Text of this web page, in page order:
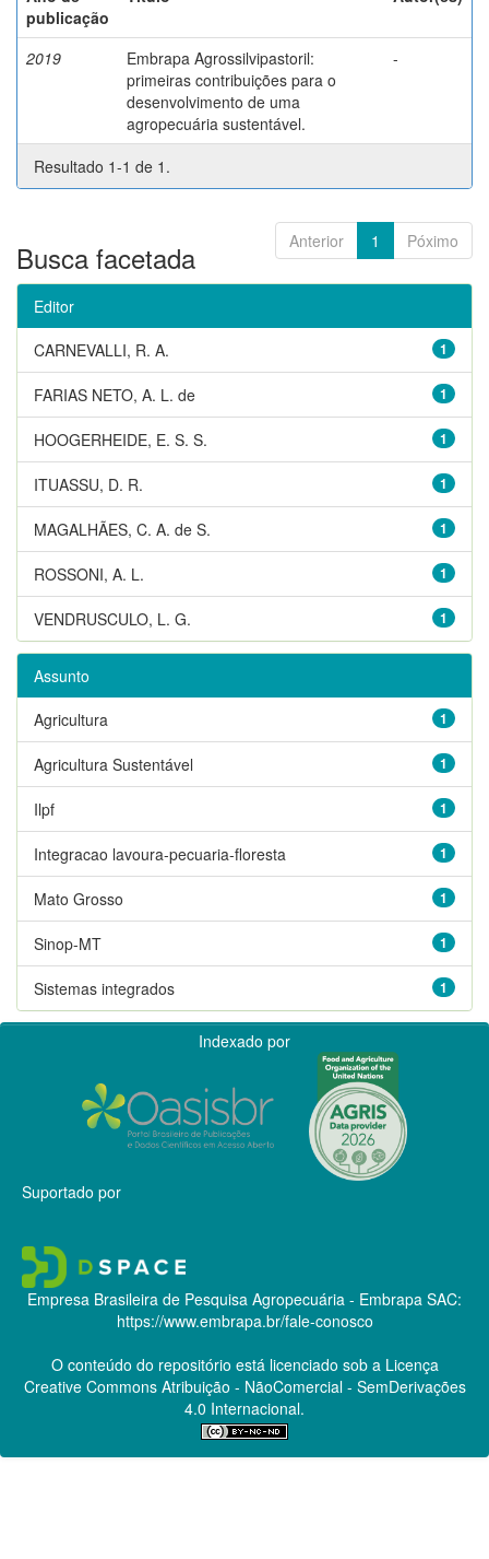
publicação
2019
Embrapa Agrossilvipastoril:
primeiras contribuições para o
desenvolvimento de uma
agropecuária sustentável.
-
Resultado 1-1 de 1.
Anterior 1 Póximo
Busca facetada
Editor
1
CARNEVALLI, R. A.
1
FARIAS NETO, A. L. de
1
HOOGERHEIDE, E. S. S.
1
ITUASSU, D. R.
1
MAGALHÃES, C. A. de S.
1
ROSSONI, A. L.
1
VENDRUSCULO, L. G.
Assunto
1
Agricultura
1
Agricultura Sustentável
1
Ilpf
1
Integracao lavoura-pecuaria-floresta
1
Mato Grosso
1
Sinop-MT
1
Sistemas integrados
Indexado por
Suportado por
Empresa Brasileira de Pesquisa Agropecuária - Embrapa SAC:
https://www.embrapa.br/fale-conosco
O conteúdo do repositório está licenciado sob a Licença
Creative CommonsAtribuição - NãoComercial - SemDerivações
4.0 Internacional.